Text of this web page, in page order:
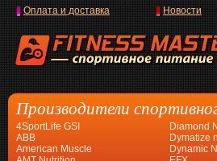
Оплата и доставка Новости
Производители
4SportLife GSI
ABB
American Muscle
Diamond
Dymatize
Dynamic